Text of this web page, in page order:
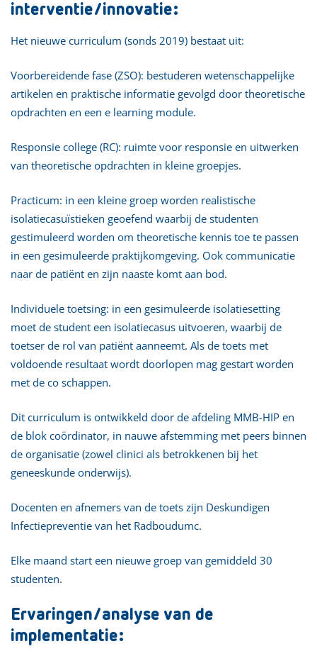
interventie/innovatie:
Het nieuwe curriculum (sonds 2019) bestaat uit:
Voorbereidende fase (ZSO): bestuderen wetenschappelijke
artikelen en praktische informatie gevolgd door theoretische
opdrachten en een e learning module.
Responsie college (RC): ruimte voor responsie en uitwerken
van theoretische opdrachten in kleine groepjes.
Practicum: in een kleine groep worden realistische
isolatiecasuïstieken geoefend waarbij de studenten
gestimuleerd worden om theoretische kennis toe te passen
in een gesimuleerde praktijkomgeving. Ook communicatie
naar de patiënt en zijn naaste komt aan bod.
Individuele toetsing: in een gesimuleerde isolatiesetting
moet de student een isolatiecasus uitvoeren, waarbij de
toetser de rol van patiënt aanneemt. Als de toets met
voldoende resultaat wordt doorlopen mag gestart worden
met de co schappen.
Dit curriculum is ontwikkeld door de afdeling MMB-HIP en
de blok coördinator, in nauwe afstemming met peers binnen
de organisatie (zowel clinici als betrokkenen bij het
geneeskunde onderwijs).
Docenten en afnemers van de toets zijn Deskundigen
Infectiepreventie van het Radboudumc.
Elke maand start een nieuwe groep van gemiddeld 30
studenten.
Ervaringen/analyse van de
implementatie: